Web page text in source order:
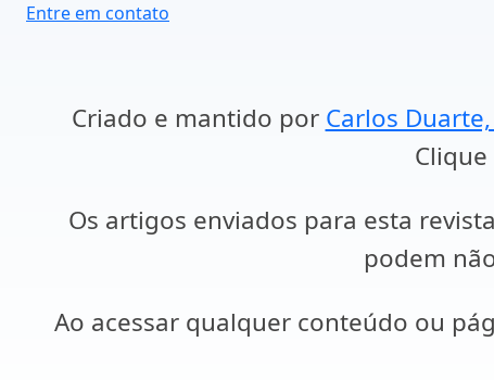
Entre em contato
Criado e mantido por Carlos
Os artigos enviados para esta
podem
Ao acessar qualquer conteúdo ou